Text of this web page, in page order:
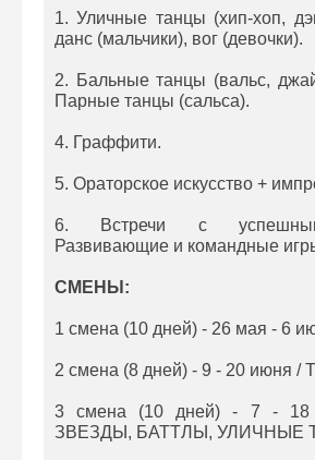
1. Уличные танцы (хип-хоп,
данс (мальчики), вог (девочки).
2. Бальные танцы (вальс,
Парные танцы (сальса).
4. Граффити.
5. Ораторское искусство +
6. Встречи с
Развивающие и командные
СМЕНЫ:
1 смена (10 дней) - 26 мая - 6
2 смена (8 дней) - 9 - 20 июня /
3 смена (10 дней) - 7 -
ЗВЕЗДЫ, БАТТЛЫ, УЛИЧНЫЕ